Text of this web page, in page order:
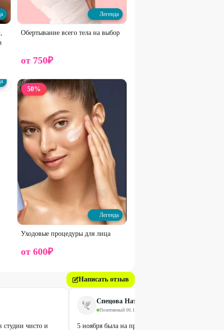
Легенда
Обертывание всего тела на выбор
от 750₽
50%
Легенда
Уходовые процедуры для лица
от 600₽
Написать отзыв
студии чисто и
Спецова Наталия
Позитивный·06.11.2024
5 ноября была на программе Райский